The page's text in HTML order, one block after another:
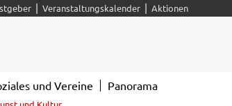
| Veranstaltungskalender | Aktionen
und Vereine Panorama